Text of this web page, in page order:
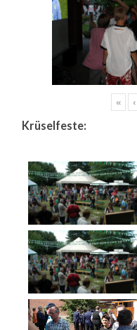
« ‹
Krüselfeste: